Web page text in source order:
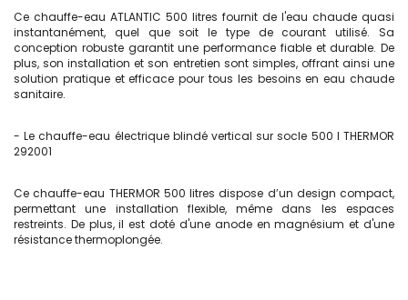
Ce chauffe-eau ATLANTIC 500 litres fournit de l'eau chaude quasi
instantanément, quel que soit le type de courant utilisé. Sa
conception robuste garantit une performance fiable et durable. De
plus, son installation et son entretien sont simples, offrant ainsi une
solution pratique et efficace pour tous les besoins en eau chaude
sanitaire.
- Le chauffe-eau électrique blindé vertical sur socle 500 l THERMOR
292001
Ce chauffe-eau THERMOR 500 litres dispose d’un design compact,
permettant une installation flexible, même dans les espaces
restreints. De plus, il est doté d'une anode en magnésium et d'une
résistance thermoplongée.